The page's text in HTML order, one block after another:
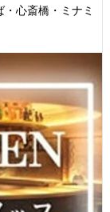
・心斎橋・ミナミ